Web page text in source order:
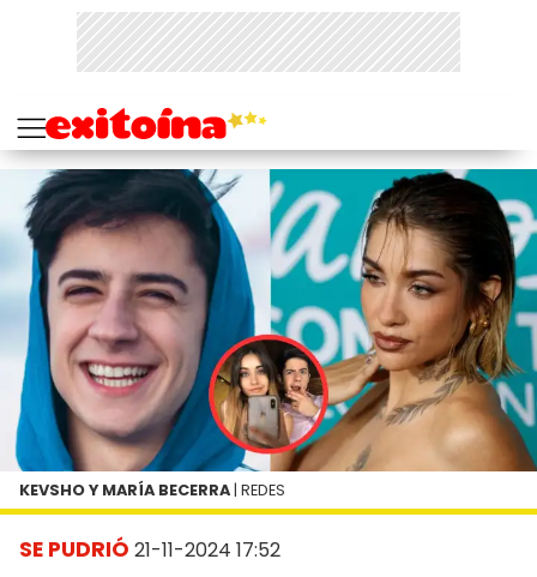
SE PUDRIÓ 21-11-2024 17:52
KEVSHO Y MARÍA BECERRA | REDES